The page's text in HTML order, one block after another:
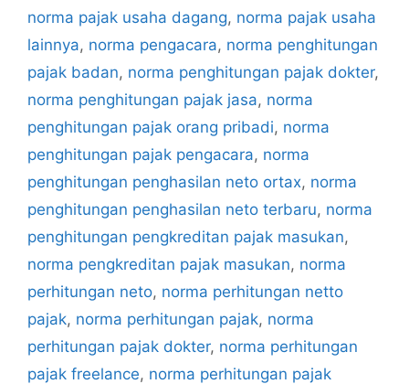
norma pajak usaha dagang, norma pajak usaha
lainnya, norma pengacara, norma penghitungan
pajak badan, norma penghitungan pajak dokter,
norma penghitungan pajak jasa, norma
penghitungan pajak orang pribadi, norma
penghitungan pajak pengacara, norma
penghitungan penghasilan neto ortax, norma
penghitungan penghasilan neto terbaru, norma
penghitungan pengkreditan pajak masukan,
norma pengkreditan pajak masukan, norma
perhitungan neto, norma perhitungan netto
pajak, norma perhitungan pajak, norma
perhitungan pajak dokter, norma perhitungan
pajak freelance, norma perhitungan pajak